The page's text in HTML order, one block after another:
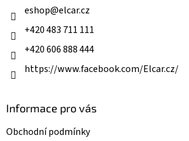
v
eshop@elcar.cz
+420 483 711 111
+420 606 888 444
https://www.facebook.com/Elcar.cz/
Informace pro vás
Obchodní podmínky